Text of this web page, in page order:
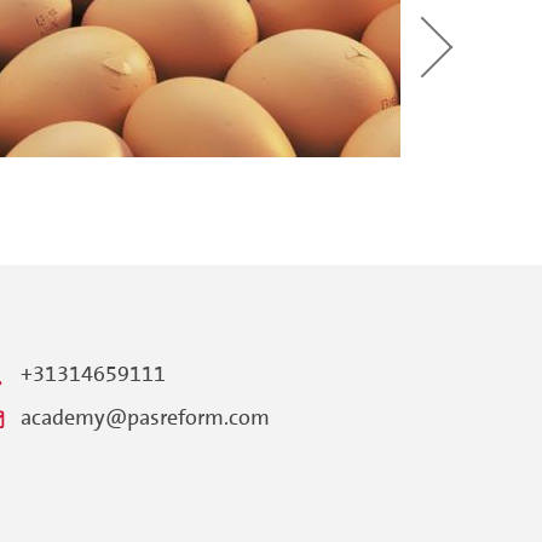
+31314659111
academy@pasreform.com